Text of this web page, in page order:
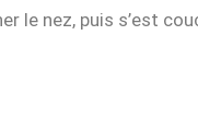
le nez, puis s’est